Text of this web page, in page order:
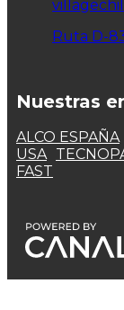
Ruta D-
Nuestras
ALCO ESPAÑA
USA
FAST